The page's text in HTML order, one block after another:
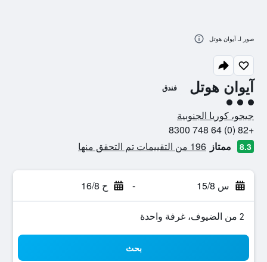
آيوان هوتل فندق
تقييم فئة 3
جيجو، كوريا الجنوبية
+82 (0) 64 748 8300
8.3 ممتاز 196 من التقييمات تم التحقق منها
س 15/8 - ح 16/8
2 من الضيوف، غرفة واحدة
بحث
صور لـ آيوان هوتل